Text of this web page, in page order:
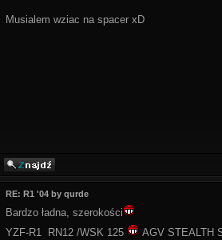
Musialem wziac na spacer xD
RE: R1 '04 by qurde
Bardzo ładna, szerokości
YZF-R1 RN12 /WSK 125
AGV STEALTH